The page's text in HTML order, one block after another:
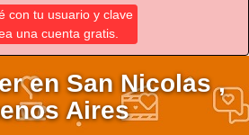
con tu usuario y clave
una cuenta gratis.
en San Nicolas ,
Aires